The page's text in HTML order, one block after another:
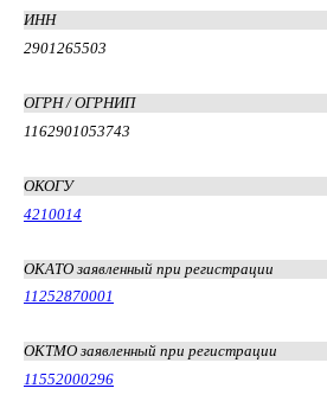
ИНН
2901265503
ОГРН / ОГРНИП
1162901053743
ОКОГУ
4210014
ОКАТО заявленный при регистрации
11252870001
ОКТМО заявленный при регистрации
11552000296